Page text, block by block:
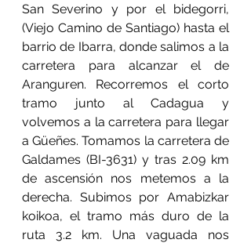
San Severino y por el bidegorri,
(Viejo Camino de Santiago) hasta el
barrio de Ibarra, donde salimos a la
carretera para alcanzar el de
Aranguren. Recorremos el corto
tramo junto al Cadagua y
volvemos a la carretera para llegar
a Güeñes. Tomamos la carretera de
Galdames (BI-3631) y tras 2.09 km
de ascensión nos metemos a la
derecha. Subimos por Amabizkar
koikoa, el tramo más duro de la
ruta 3.2 km. Una vaguada nos